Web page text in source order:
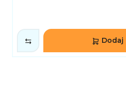
Dodaj